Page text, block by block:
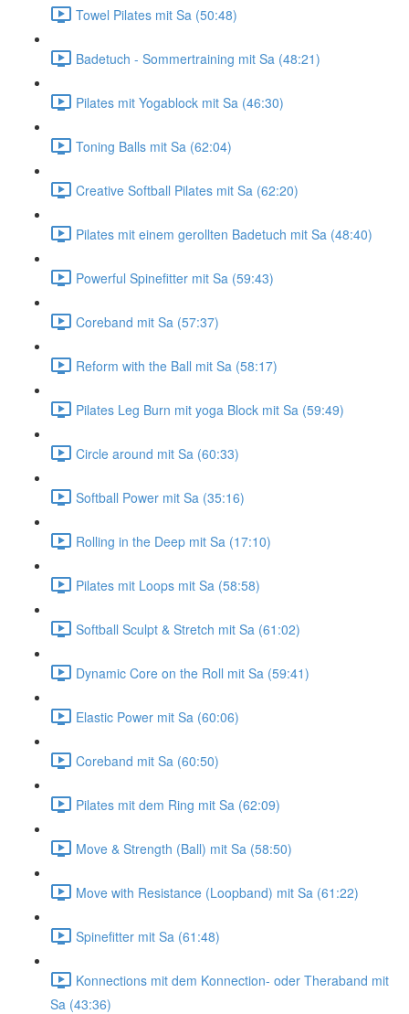
Towel Pilates mit Sa (50:48)
Badetuch - Sommertraining mit Sa (48:21)
Pilates mit Yogablock mit Sa (46:30)
Toning Balls mit Sa (62:04)
Creative Softball Pilates mit Sa (62:20)
Pilates mit einem gerollten Badetuch mit Sa (48:40)
Powerful Spinefitter mit Sa (59:43)
Coreband mit Sa (57:37)
Reform with the Ball mit Sa (58:17)
Pilates Leg Burn mit yoga Block mit Sa (59:49)
Circle around mit Sa (60:33)
Softball Power mit Sa (35:16)
Rolling in the Deep mit Sa (17:10)
Pilates mit Loops mit Sa (58:58)
Softball Sculpt & Stretch mit Sa (61:02)
Dynamic Core on the Roll mit Sa (59:41)
Elastic Power mit Sa (60:06)
Coreband mit Sa (60:50)
Pilates mit dem Ring mit Sa (62:09)
Move & Strength (Ball) mit Sa (58:50)
Move with Resistance (Loopband) mit Sa (61:22)
Spinefitter mit Sa (61:48)
Konnections mit dem Konnection- oder Theraband mit
Sa (43:36)